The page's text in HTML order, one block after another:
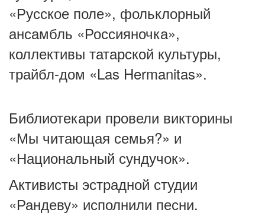
«Русское поле», фольклорный
ансамбль «Россияночка»,
коллективы татарской культуры,
трайбл-дом «Las Hermanitas».
Библиотекари провели викторины
«Мы читающая семья?» и
«Национальный сундучок».
Активисты эстрадной студии
«Рандеву» исполнили песни.